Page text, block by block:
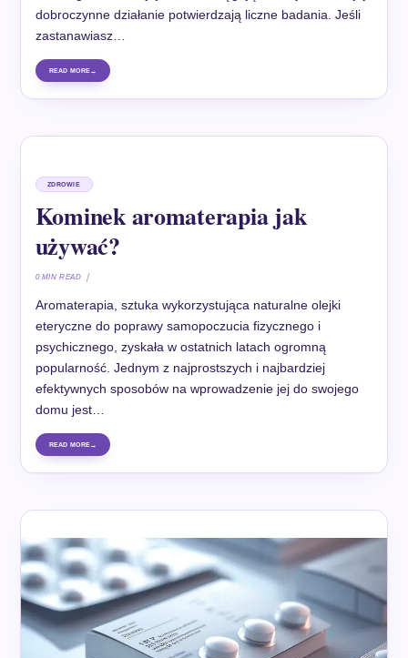
dobroczynne działanie potwierdzają liczne badania. Jeśli
zastanawiasz…
READ MORE
ZDROWIE
Kominek aromaterapia jak
używać?
0 MIN READ
Aromaterapia, sztuka wykorzystująca naturalne olejki
eteryczne do poprawy samopoczucia fizycznego i
psychicznego, zyskała w ostatnich latach ogromną
popularność. Jednym z najprostszych i najbardziej
efektywnych sposobów na wprowadzenie jej do swojego
domu jest…
READ MORE